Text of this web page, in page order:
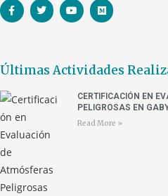
Últimas Actividades
CERTIFICACIÓN EN
PELIGROSAS EN
Read More »